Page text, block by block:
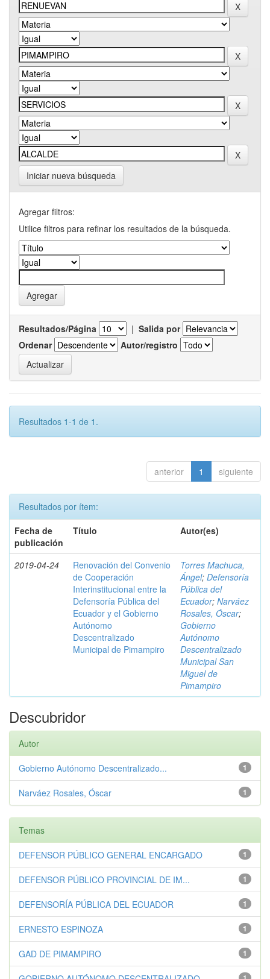
Iniciar nueva búsqueda
Agregar filtros:
Utilice filtros para refinar los resultados de la búsqueda.
Resultados/Página | Salida por
Ordenar
Autor/registro
Resultados 1-1 de 1.
anterior 1 siguiente
Resultados por ítem:
Fecha de
publicación
Título Autor(es)
2019-04-24
Renovación del Convenio
de Cooperación
Interinstitucional entre la
Defensoría Pública del
Ecuador y el Gobierno
Autónomo
Descentralizado
Municipal de Pimampiro
Torres Machuca,
Ángel; Defensoría
Pública del
Ecuador; Narváez
Rosales, Óscar;
Gobierno
Autónomo
Descentralizado
Municipal San
Miguel de
Pimampiro
Descubridor
Autor
1
Gobierno Autónomo Descentralizado...
1
Narváez Rosales, Óscar
Temas
1
DEFENSOR PÚBLICO GENERAL ENCARGADO
1
DEFENSOR PÚBLICO PROVINCIAL DE IM...
1
DEFENSORÍA PÚBLICA DEL ECUADOR
1
ERNESTO ESPINOZA
1
GAD DE PIMAMPIRO